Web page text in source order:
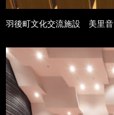
羽後町文化交流施設 美里音